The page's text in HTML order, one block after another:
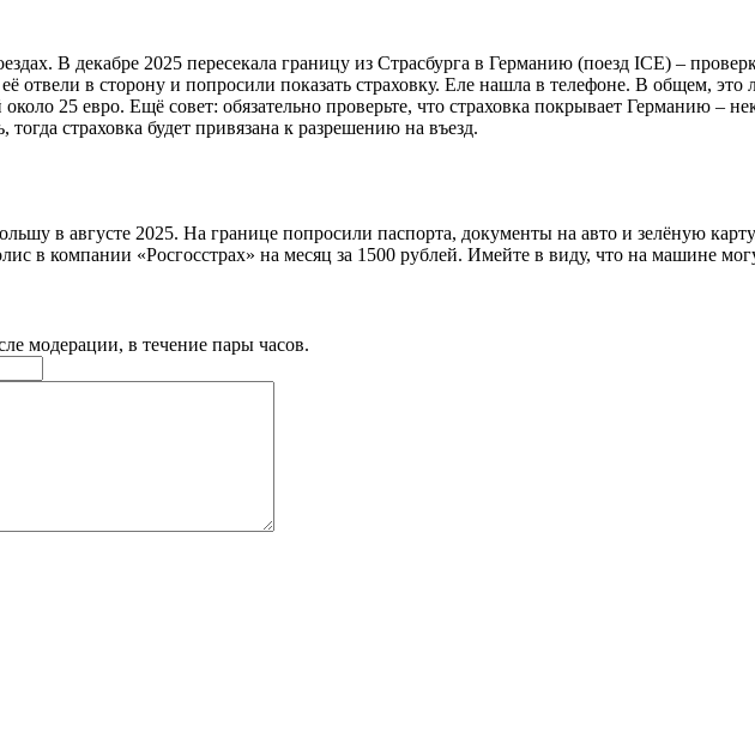
В декабре 2025 пересекала границу из Страсбурга в Германию (поезд ICE) –
отвели в сторону и попросили показать страховку. Еле нашла в телефоне. В общем,
25 евро. Ещё совет: обязательно проверьте, что страховка покрывает Германию –
тогда страховка будет привязана к разрешению на въезд.
в августе 2025. На границе попросили паспорта, документы на авто и зелёную
в компании «Росгосстрах» на месяц за 1500 рублей. Имейте в виду, что на машине
модерации, в течение пары часов.